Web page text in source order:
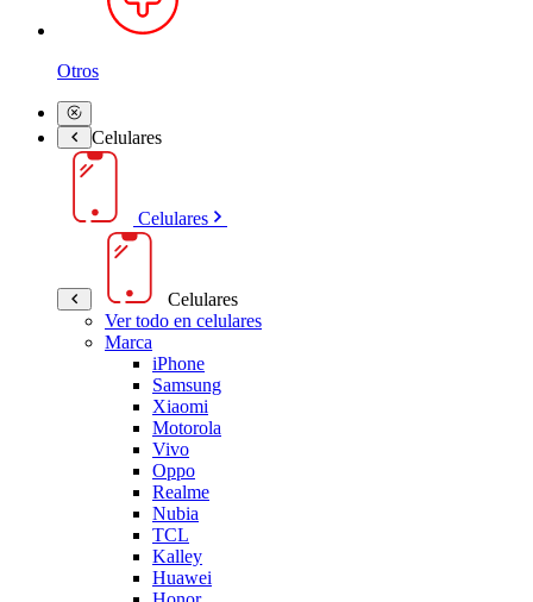
Otros
Celulares
Celulares
Celulares
Ver todo en celulares
Marca
iPhone
Samsung
Xiaomi
Motorola
Vivo
Oppo
Realme
Nubia
TCL
Kalley
Huawei